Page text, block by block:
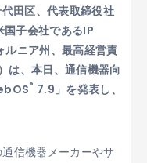
田区、代表取締役社
子会社であるIP
ニア州、最高経営責
、本日、通信機器向
® 7.9」を発表し、
信機器メーカーやサ